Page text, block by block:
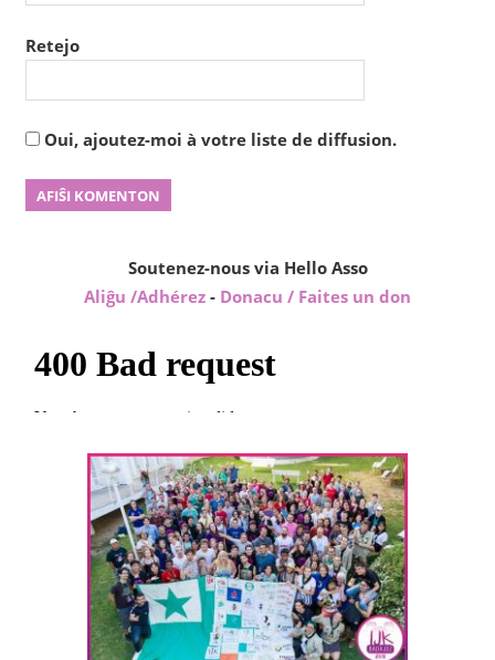
Retejo
Oui, ajoutez-moi à votre liste de diffusion.
Soutenez-nous via Hello Asso
Aliĝu /Adhérez - Donacu / Faites un don